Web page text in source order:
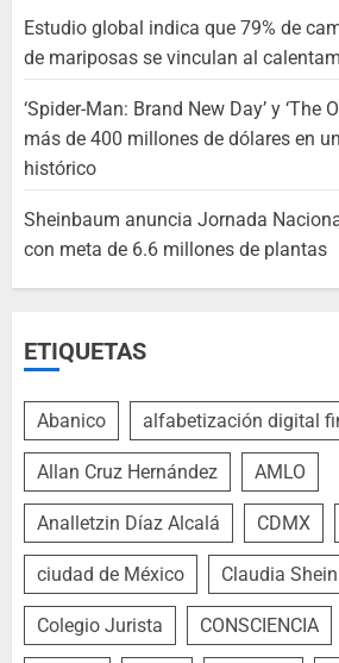
Estudio global indica que 79% de
de mariposas se vinculan al
‘Spider-Man: Brand New Day’ y ‘The
más de 400 millones de dólares en
histórico
Sheinbaum anuncia Jornada
con meta de 6.6 millones de plantas
ETIQUETAS
Abanico alfabetización digital
Allan Cruz Hernández AMLO
Analletzin Díaz Alcalá CDMX
ciudad de México Claudia
Colegio Jurista CONSCIENCIA